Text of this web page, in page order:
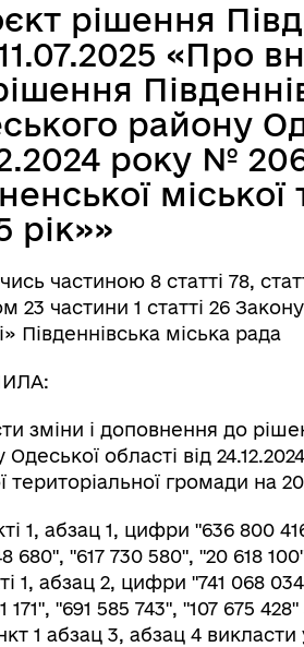
Депутатирішення
«Про
району
року №
міської
рік»»
частиною 8 статті 78,
23 частини 1 статті 26
Південнівська міська рада
зміни і доповнення до
Одеської області від
територіальної громади на
1, абзац 1, цифри "636 800
680", "617 730 580", "20 618
1, абзац 2, цифри "741 068
171", "691 585 743", "107 675
1 абзац 3, абзац 4 викласти